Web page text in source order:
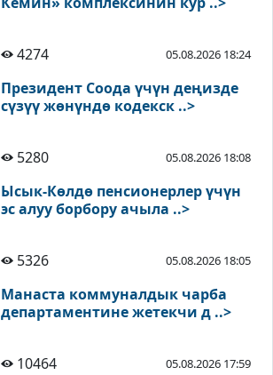
4274 05.08.2026 18:24
Президент Соода үчүн деңизде
сүзүү жөнүндө кодекск ..>
5280 05.08.2026 18:08
Ысык-Көлдө пенсионерлер үчүн
эс алуу борбору ачыла ..>
5326 05.08.2026 18:05
Манаста коммуналдык чарба
департаментине жетекчи д ..>
10464 05.08.2026 17:59